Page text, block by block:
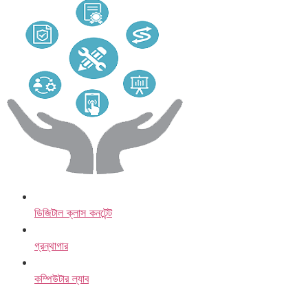
ডিজিটাল ক্লাস কনটেন্ট
গ্রন্থাগার
কম্পিউটার ল্যাব